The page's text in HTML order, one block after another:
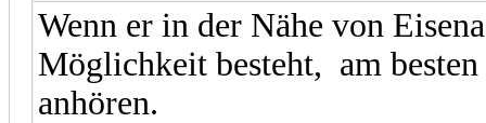
Wenn er in der Nähe von
Möglichkeit besteht, am
anhören.